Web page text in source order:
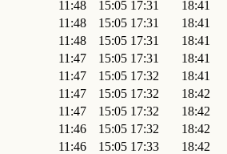
11:48 15:05 17:31
18:41
11:48 15:05 17:31
18:41
11:48 15:05 17:31
18:41
11:47 15:05 17:31
18:41
11:47 15:05 17:32
18:41
11:47 15:05 17:32
18:42
11:47 15:05 17:32
18:42
11:46 15:05 17:32
18:42
11:46 15:05 17:33
18:42